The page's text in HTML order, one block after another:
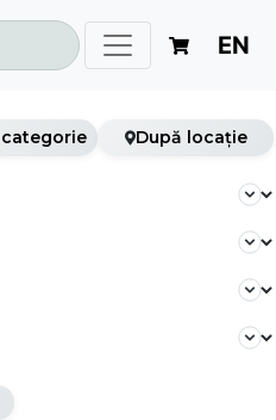
EN
categorie După locație